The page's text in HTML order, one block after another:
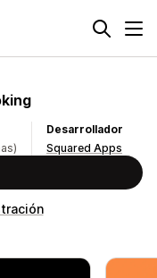
Desarrollador
Squared Apps